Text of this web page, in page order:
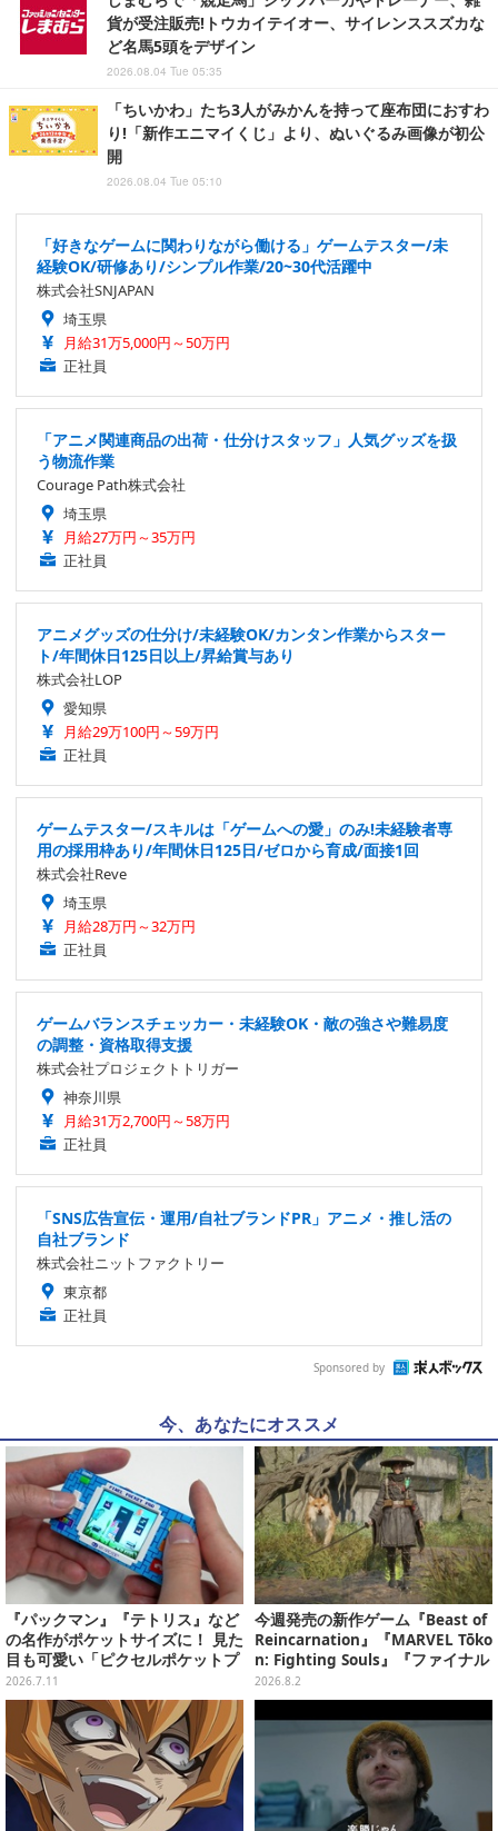
貨が受注販売!トウカイテイオー、サイレンススズカな
ど名馬5頭をデザイン
2026.08.04 Tue 05:35
「ちいかわ」たち3人がみかんを持って座布団におすわ
り!「新作エニマイくじ」より、ぬいぐるみ画像が初公
開
2026.08.04 Tue 05:10
「好きなゲームに関わりながら働ける」ゲームテスター/未
経験OK/研修あり/シンプル作業/20~30代活躍中
株式会社SNJAPAN
埼玉県
月給31万5,000円～50万円
正社員
「アニメ関連商品の出荷・仕分けスタッフ」人気グッズを扱
う物流作業
Courage Path株式会社
埼玉県
月給27万円～35万円
正社員
アニメグッズの仕分け/未経験OK/カンタン作業からスター
ト/年間休日125日以上/昇給賞与あり
株式会社LOP
愛知県
月給29万100円～59万円
正社員
ゲームテスター/スキルは「ゲームへの愛」のみ!未経験者専
用の採用枠あり/年間休日125日/ゼロから育成/面接1回
株式会社Reve
埼玉県
月給28万円～32万円
正社員
ゲームバランスチェッカー・未経験OK・敵の強さや難易度
の調整・資格取得支援
株式会社プロジェクトトリガー
神奈川県
月給31万2,700円～58万円
正社員
「SNS広告宣伝・運用/自社ブランドPR」アニメ・推し活の
自社ブランド
株式会社ニットファクトリー
東京都
正社員
Sponsored by
今、あなたにオススメ
『パックマン』『テトリス』など
の名作がポケットサイズに！ 見た
目も可愛い「ピクセルポケットプ
ロ」はアーケード気分を手軽に味
わえる【実機レビュー】
2026.7.11
今週発売の新作ゲーム『Beast of
Reincarnation』『MARVEL Tōko
n: Fighting Souls』『ファイナル
ファンタジーXIV』他
2026.8.2